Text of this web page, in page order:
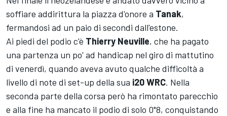
soffiare addirittura la piazza d'onore a Tanak,
fermandosi ad un paio di secondi dall'estone.
Ai piedi del podio c'è Thierry Neuville, che ha pagato
una partenza un po' ad handicap nel giro di mattutino
di venerdì, quando aveva avuto qualche difficoltà a
livello di note di set-up della sua i20 WRC. Nella
seconda parte della corsa però ha rimontato parecchio
e alla fine ha mancato il podio di solo 0"8, conquistando